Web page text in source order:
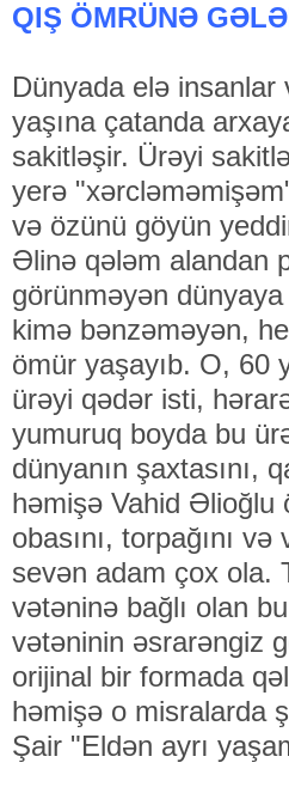
QIŞ ÖMRÜNƏ
Dünyada elə insanlar
yaşına çatanda
sakitləşir. Ürəyi
yerə
və özünü göyün
Əlinə qələm alandan
görünməyən
kimə bənzəməyən,
ömür yaşayıb. O, 60
ürəyi qədər isti,
yumuruq boyda bu
dünyanın şaxtasını,
həmişə Vahid Əlioğlu
obasını, torpağını
sevən adam çox ola.
vətəninə bağlı olan
vətəninin əsrarəngiz
orijinal bir formada
həmişə o misralarda
Şair "Eldən ayrı